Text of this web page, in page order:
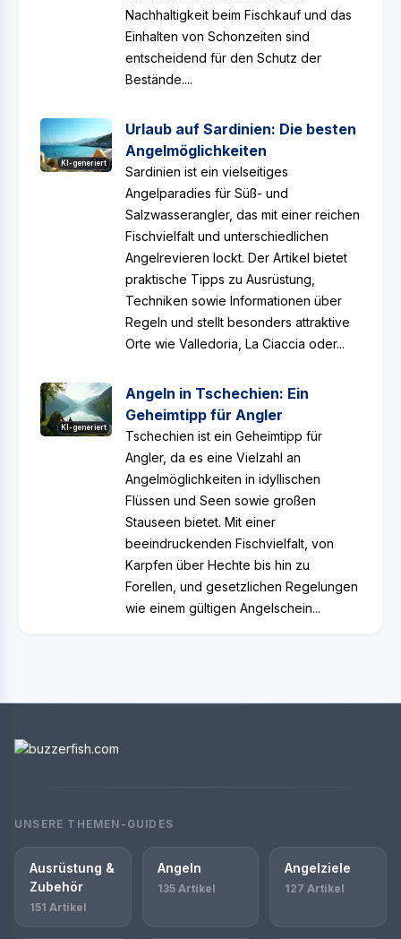
Nachhaltigkeit beim Fischkauf und das
Einhalten von Schonzeiten sind
entscheidend für den Schutz der
Bestände....
KI-generiert
Urlaub auf Sardinien: Die besten
Angelmöglichkeiten
Sardinien ist ein vielseitiges
Angelparadies für Süß- und
Salzwasserangler, das mit einer reichen
Fischvielfalt und unterschiedlichen
Angelrevieren lockt. Der Artikel bietet
praktische Tipps zu Ausrüstung,
Techniken sowie Informationen über
Regeln und stellt besonders attraktive
Orte wie Valledoria, La Ciaccia oder...
KI-generiert
Angeln in Tschechien: Ein
Geheimtipp für Angler
Tschechien ist ein Geheimtipp für
Angler, da es eine Vielzahl an
Angelmöglichkeiten in idyllischen
Flüssen und Seen sowie großen
Stauseen bietet. Mit einer
beeindruckenden Fischvielfalt, von
Karpfen über Hechte bis hin zu
Forellen, und gesetzlichen Regelungen
wie einem gültigen Angelschein...
UNSERE THEMEN-GUIDES
Ausrüstung &
Zubehör
151 Artikel
Angeln
135 Artikel
Angelziele
127 Artikel